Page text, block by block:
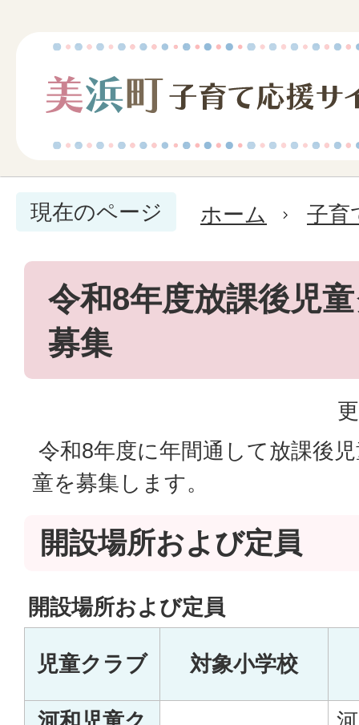
現在のページ ホーム 子育
令和8年度放課後児
募集
令和8年度に年間通して放課後
童を募集します。
開設場所および定員
開設場所および定員
児童クラブ 対象小学校